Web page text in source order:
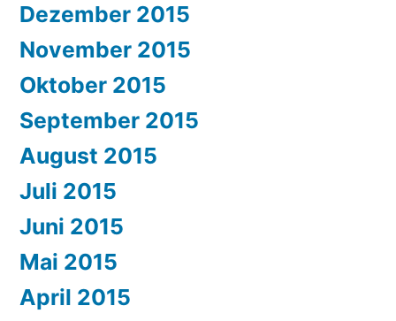
Dezember 2015
November 2015
Oktober 2015
September 2015
August 2015
Juli 2015
Juni 2015
Mai 2015
April 2015